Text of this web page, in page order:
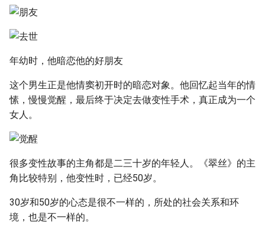
年幼时，他暗恋他的好朋友
这个男生正是他情窦初开时的暗恋对象。他回忆起当年的情
愫，慢慢觉醒，最后终于决定去做变性手术，真正成为一个
女人。
很多变性故事的主角都是二三十岁的年轻人。《翠丝》的主
角比较特别，他变性时，已经50岁。
30岁和50岁的心态是很不一样的，所处的社会关系和环
境，也是不一样的。